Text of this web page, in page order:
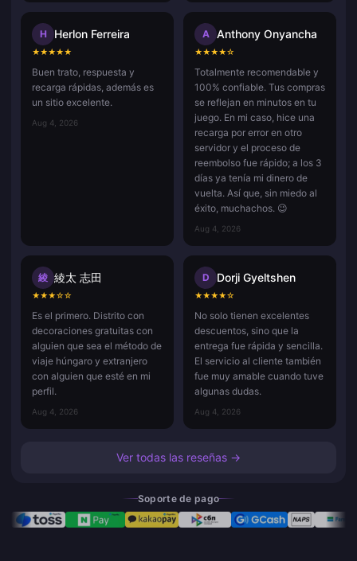
H Herlon Ferreira
★★★★★
Buen trato, respuesta y
recarga rápidas, además es
un sitio excelente.
Aug 4, 2026
A Anthony Onyancha
★★★★☆
Totalmente recomendable y
100% confiable. Tus compras
se reflejan en minutos en tu
juego. En mi caso, hice una
recarga por error en otro
servidor y el proceso de
reembolso fue rápido; a los 3
días ya tenía mi dinero de
vuelta. Así que, sin miedo al
éxito, muchachos. 😉
Aug 4, 2026
綾 綾太 志田
★★★☆☆
Es el primero. Distrito con
decoraciones gratuitas con
alguien que sea el método de
viaje húngaro y extranjero
con alguien que esté en mi
perfil.
Aug 4, 2026
D Dorji Gyeltshen
★★★★☆
No solo tienen excelentes
descuentos, sino que la
entrega fue rápida y sencilla.
El servicio al cliente también
fue muy amable cuando tuve
algunas dudas.
Aug 4, 2026
Ver todas las reseñas →
Soporte de pago